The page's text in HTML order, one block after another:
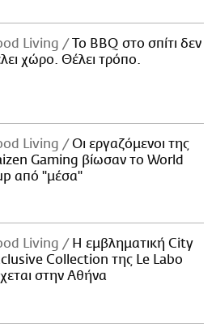
Living
Το BBQ στο σπίτι δεν
χώρο. Θέλει τρόπο.
Living
Οι εργαζόμενοι της
Gaming βίωσαν το World
από "μέσα"
Living
Η εμβληματική City
Collection της Le Labo
στην Αθήνα